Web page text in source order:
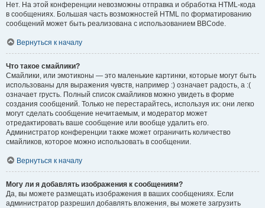
Нет. На этой конференции невозможны отправка и обработка HTML-кода
в сообщениях. Большая часть возможностей HTML по форматированию
сообщений может быть реализована с использованием BBCode.
Вернуться к началу
Что такое смайлики?
Смайлики, или эмотиконы — это маленькие картинки, которые могут быть
использованы для выражения чувств, например :) означает радость, а :(
означает грусть. Полный список смайликов можно увидеть в форме
создания сообщений. Только не перестарайтесь, используя их: они легко
могут сделать сообщение нечитаемым, и модератор может
отредактировать ваше сообщение или вообще удалить его.
Администратор конференции также может ограничить количество
смайликов, которое можно использовать в сообщении.
Вернуться к началу
Могу ли я добавлять изображения к сообщениям?
Да, вы можете размещать изображения в ваших сообщениях. Если
администратор разрешил добавлять вложения, вы можете загрузить